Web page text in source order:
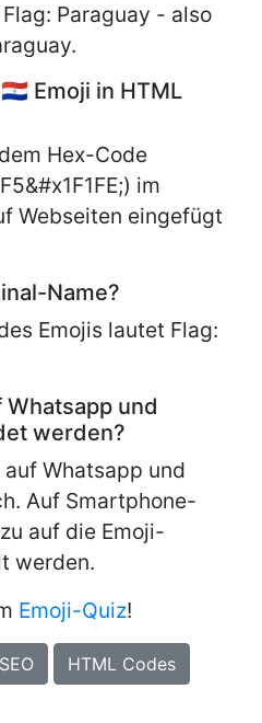
Paraguay - also
Emoji in HTML
Hex-Code
im
Webseiten eingefügt
Name?
Emojis lautet Flag:
Whatsapp und
werden?
Whatsapp und
Auf Smartphone-
auf die Emoji-
werden.
Emoji-Quiz!
HTML Codes